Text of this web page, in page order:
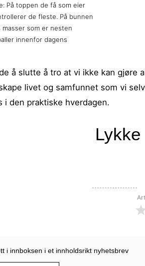
På toppen de få som eier
de fleste. På bunnen
som er nesten
innenfor dagens
å slutte å tro at vi ikke kan gjøre
livet og samfunnet som vi
i den praktiske hverdagen.
i innboksen i et innholdsrikt nyhetsbrev